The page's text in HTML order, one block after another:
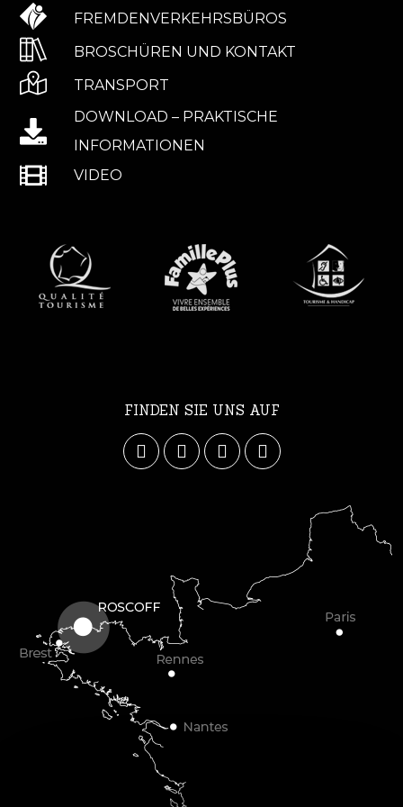
FREMDENVERKEHRSBÜROS
BROSCHÜREN UND KONTAKT
TRANSPORT
DOWNLOAD – PRAKTISCHE
INFORMATIONEN
VIDEO
FINDEN SIE UNS AUF